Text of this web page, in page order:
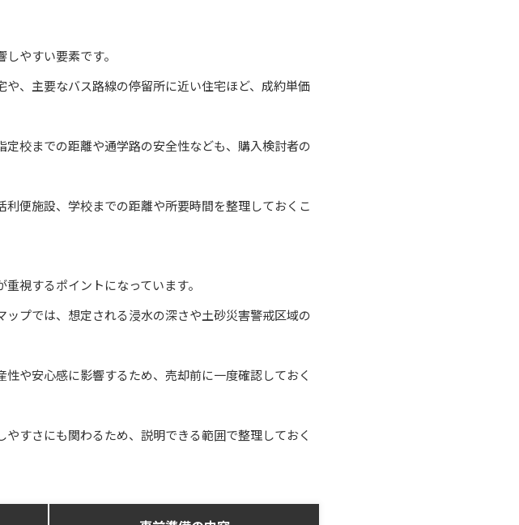
やすい要素です。
、主要なバス路線の停留所に近い住宅ほど、成約単価
校までの距離や通学路の安全性なども、購入検討者の
便施設、学校までの距離や所要時間を整理しておくこ
視するポイントになっています。
プでは、想定される浸水の深さや土砂災害警戒区域の
や安心感に影響するため、売却前に一度確認しておく
すさにも関わるため、説明できる範囲で整理しておく